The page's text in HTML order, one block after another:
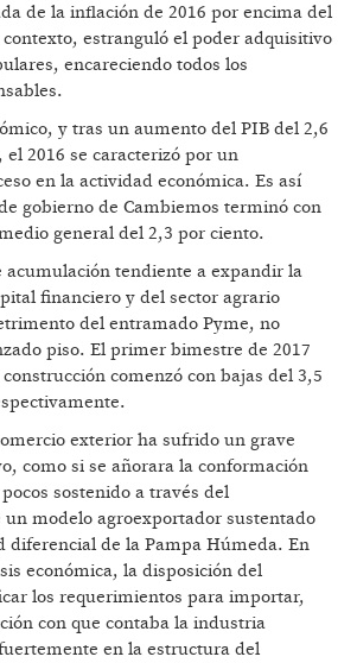
de la inflación de 2016 por encima del
estranguló el poder adquisitivo
encareciendo todos los
y tras un aumento del PIB del 2,6
el 2016 se caracterizó por un
en la actividad económica. Es así
gobierno de Cambiemos terminó con
general del 2,3 por ciento.
acumulación tendiente a expandir la
financiero y del sector agrario
del entramado Pyme, no
piso. El primer bimestre de 2017
comenzó con bajas del 3,5
exterior ha sufrido un grave
como si se añorara la conformación
sostenido a través del
modelo agroexportador sustentado
diferencial de la Pampa Húmeda. En
económica, la disposición del
los requerimientos para importar,
con que contaba la industria
en la estructura del